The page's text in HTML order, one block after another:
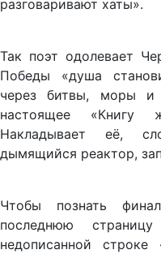
разговаривают хаты».
Так поэт одолевает
Победы «душа
через битвы, моры и
настоящее «Книгу
Накладывает её,
дымящийся реактор,
Чтобы познать
последнюю
недописанной строке